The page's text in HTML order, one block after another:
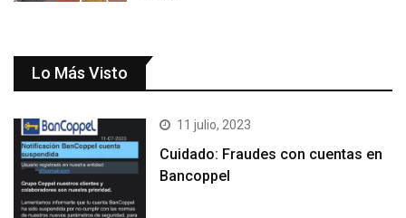
Lo Más Visto
11 julio, 2023
Cuidado: Fraudes con cuentas en
Bancoppel